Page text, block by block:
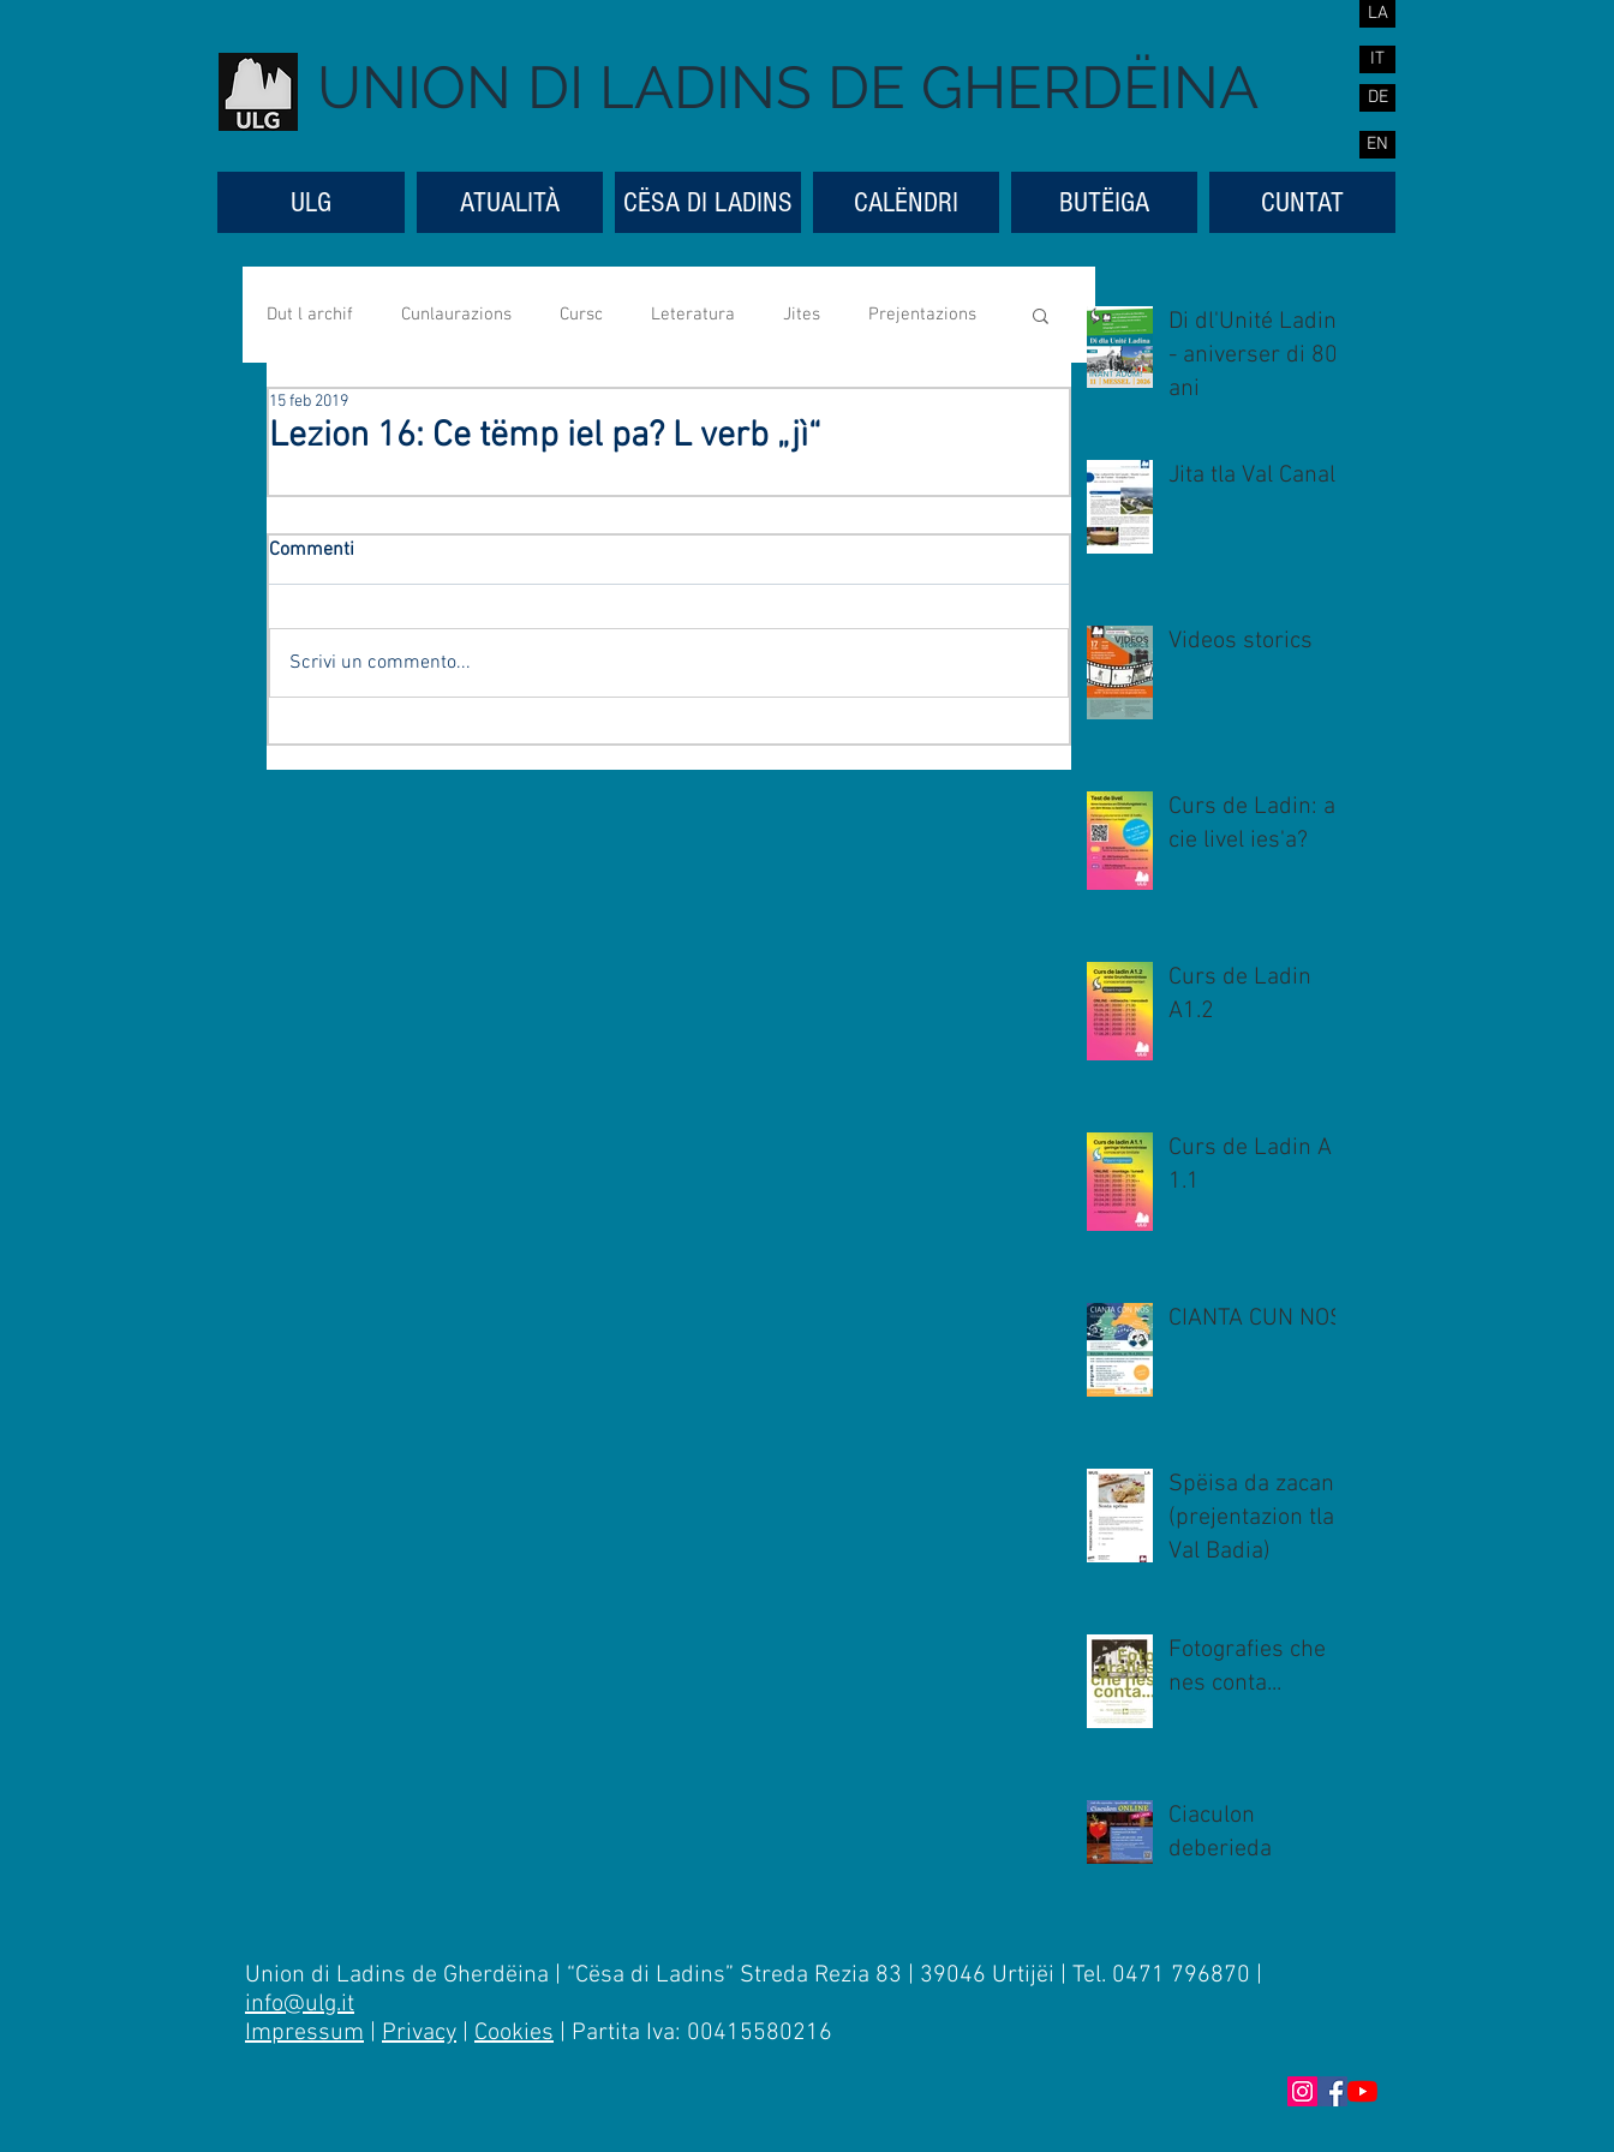
UNION DI LADINS DE GHERDËINA
LA
IT
DE
EN
ULG ATUALITÀ CËSA DI LADINS CALËNDRI BUTËIGA CUNTAT
Dut l archif Cunlaurazions Cursc Leteratura Jites Prejentazions
Referac
Lezion 16: Ce tëmp iel pa? L verb „jì“
15 feb 2019
Commenti
Scrivi un commento...
Di dl'Unité Ladina
- aniverser di 80
ani
Jita tla Val Canal
Videos storics
Curs de Ladin: a
cie livel ies'a?
Curs de Ladin
A1.2
Curs de Ladin A
1.1
CIANTA CUN NOS
Spëisa da zacan
(prejentazion tla
Val Badia)
Fotografies che
nes conta...
Ciaculon
deberieda
Union di Ladins de Gherdëina | “Cësa di Ladins” Streda Rezia 83 | 39046 Urtijëi | Tel. 0471 796870 |
info@ulg.it
Impressum | Privacy | Cookies | Partita Iva: 00415580216